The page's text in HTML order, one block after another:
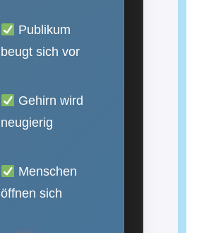
Publikum
beugt sich vor
Gehirn wird
neugierig
Menschen
öffnen sich